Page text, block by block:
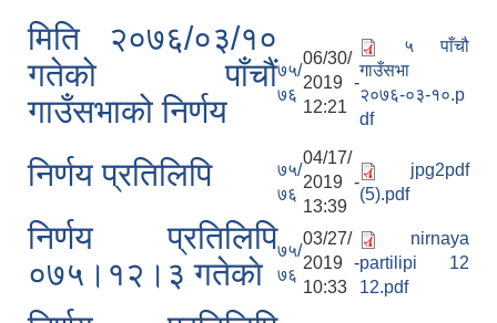
मिति २०७६/०३/१०
गतेको पाँचौं
गाउँसभाको निर्णय
७५/
७६
06/30/
2019 -
12:21
५ पाँचौ
गाउँसभा
२०७६-०३-१०.p
df
निर्णय प्रतिलिपि
७५/
७६
04/17/
2019 -
13:39
jpg2pdf
(5).pdf
निर्णय प्रतिलिपि
०७५।१२।३ गतेकाे
७५/
७६
03/27/
2019 -
10:33
nirnaya
partilipi 12
12.pdf